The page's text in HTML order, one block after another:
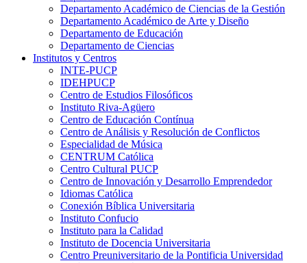
Departamento Académico de Ciencias de la Gestión
Departamento Académico de Arte y Diseño
Departamento de Educación
Departamento de Ciencias
Institutos y Centros
INTE-PUCP
IDEHPUCP
Centro de Estudios Filosóficos
Instituto Riva-Agüero
Centro de Educación Contínua
Centro de Análisis y Resolución de Conflictos
Especialidad de Música
CENTRUM Católica
Centro Cultural PUCP
Centro de Innovación y Desarrollo Emprendedor
Idiomas Católica
Conexión Bíblica Universitaria
Instituto Confucio
Instituto para la Calidad
Instituto de Docencia Universitaria
Centro Preuniversitario de la Pontificia Universidad